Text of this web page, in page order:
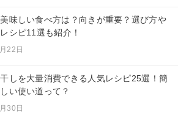
味しい食べ方は？向きが重要？選び方や
シピ11選も紹介！
22日
しを大量消費できる人気レシピ25選！簡
い使い道って？
30日